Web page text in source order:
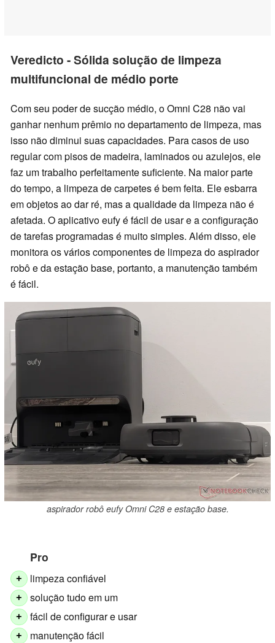
Veredicto - Sólida solução de limpeza
multifuncional de médio porte
Com seu poder de sucção médio, o Omni C28 não vai
ganhar nenhum prêmio no departamento de limpeza, mas
isso não diminui suas capacidades. Para casos de uso
regular com pisos de madeira, laminados ou azulejos, ele
faz um trabalho perfeitamente suficiente. Na maior parte
do tempo, a limpeza de carpetes é bem feita. Ele esbarra
em objetos ao dar ré, mas a qualidade da limpeza não é
afetada. O aplicativo eufy é fácil de usar e a configuração
de tarefas programadas é muito simples. Além disso, ele
monitora os vários componentes de limpeza do aspirador
robô e da estação base, portanto, a manutenção também
é fácil.
aspirador robô eufy Omni C28 e estação base.
Pro
+ limpeza confiável
+ solução tudo em um
+ fácil de configurar e usar
+ manutenção fácil